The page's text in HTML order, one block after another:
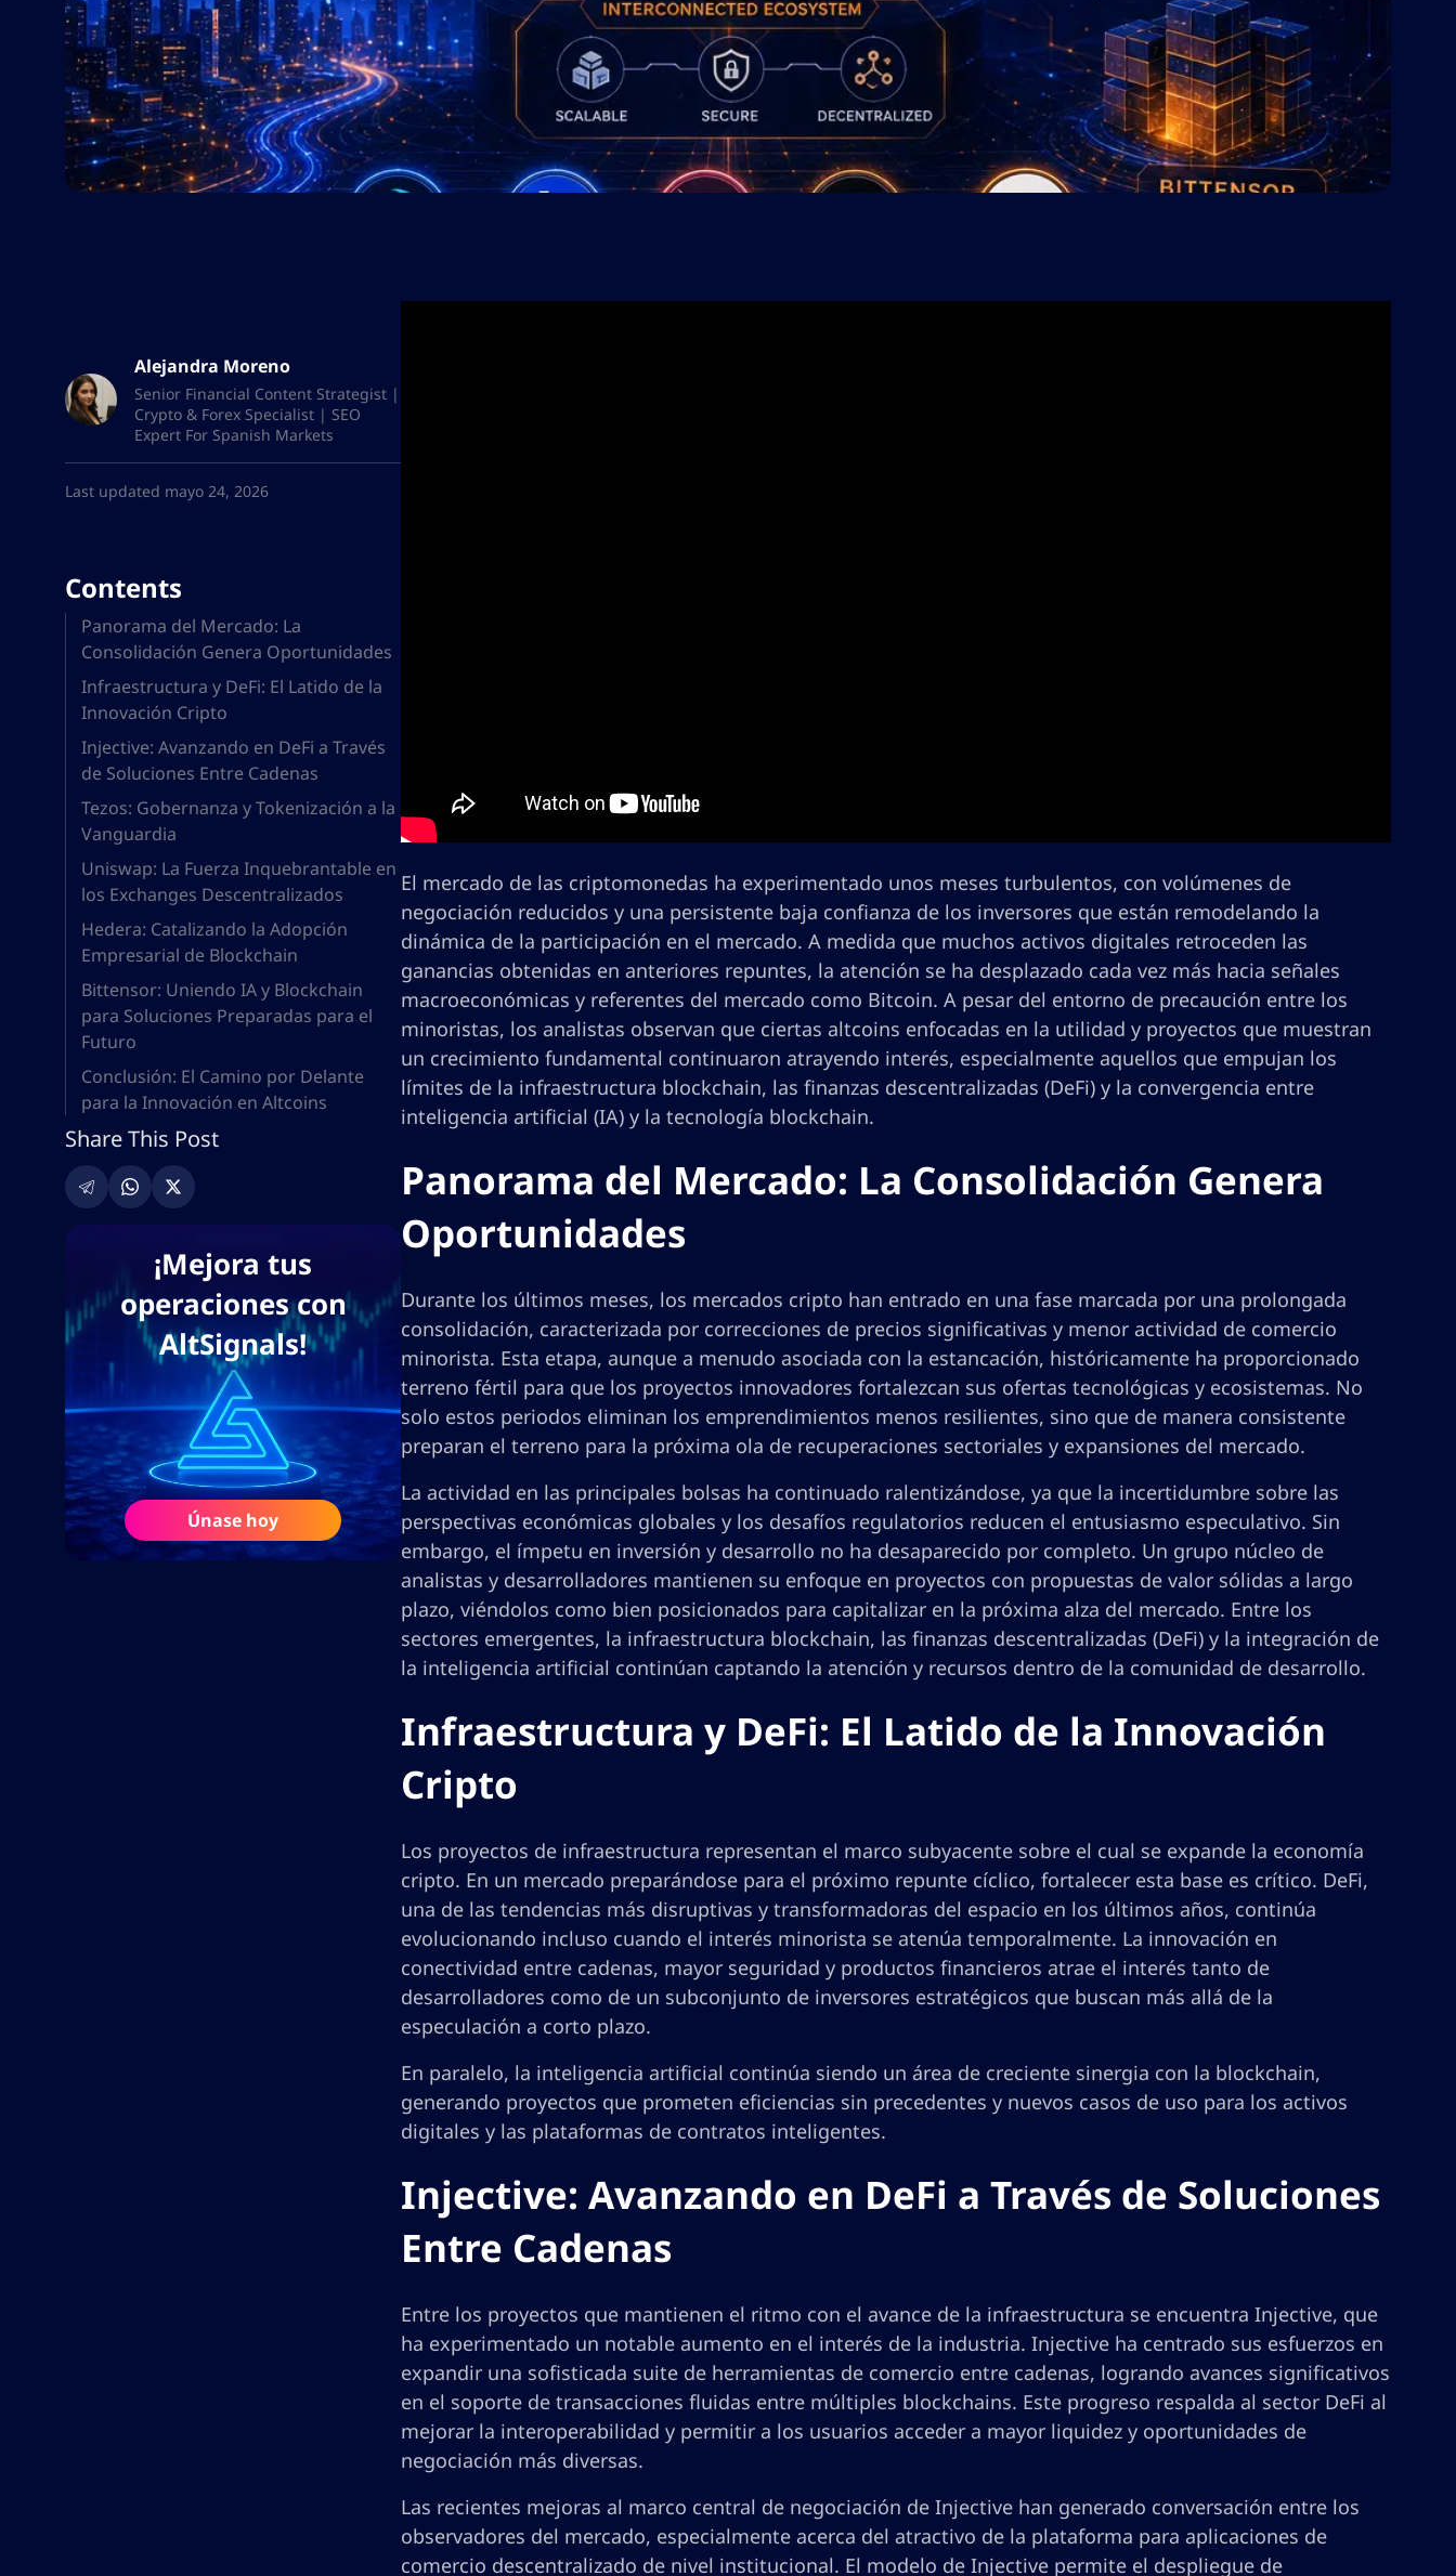
Alejandra Moreno
Senior Financial Content Strategist |
Crypto & Forex Specialist | SEO
Expert For Spanish Markets
Last updated mayo 24, 2026
Contents
Panorama del Mercado: La
Consolidación Genera Oportunidades
Infraestructura y DeFi: El Latido de la
Innovación Cripto
Injective: Avanzando en DeFi a Través
de Soluciones Entre Cadenas
Tezos: Gobernanza y Tokenización a la
Vanguardia
Uniswap: La Fuerza Inquebrantable en
los Exchanges Descentralizados
Hedera: Catalizando la Adopción
Empresarial de Blockchain
Bittensor: Uniendo IA y Blockchain
para Soluciones Preparadas para el
Futuro
Conclusión: El Camino por Delante
para la Innovación en Altcoins
Share This Post
¡Mejora tus
operaciones con
AltSignals!
Únase hoy
El mercado de las criptomonedas ha experimentado unos meses turbulentos, con volúmenes de
negociación reducidos y una persistente baja confianza de los inversores que están remodelando la
dinámica de la participación en el mercado. A medida que muchos activos digitales retroceden las
ganancias obtenidas en anteriores repuntes, la atención se ha desplazado cada vez más hacia señales
macroeconómicas y referentes del mercado como Bitcoin. A pesar del entorno de precaución entre los
minoristas, los analistas observan que ciertas altcoins enfocadas en la utilidad y proyectos que muestran
un crecimiento fundamental continuaron atrayendo interés, especialmente aquellos que empujan los
límites de la infraestructura blockchain, las finanzas descentralizadas (DeFi) y la convergencia entre
inteligencia artificial (IA) y la tecnología blockchain.
Panorama del Mercado: La Consolidación Genera
Oportunidades
Durante los últimos meses, los mercados cripto han entrado en una fase marcada por una prolongada
consolidación, caracterizada por correcciones de precios significativas y menor actividad de comercio
minorista. Esta etapa, aunque a menudo asociada con la estancación, históricamente ha proporcionado
terreno fértil para que los proyectos innovadores fortalezcan sus ofertas tecnológicas y ecosistemas. No
solo estos periodos eliminan los emprendimientos menos resilientes, sino que de manera consistente
preparan el terreno para la próxima ola de recuperaciones sectoriales y expansiones del mercado.
La actividad en las principales bolsas ha continuado ralentizándose, ya que la incertidumbre sobre las
perspectivas económicas globales y los desafíos regulatorios reducen el entusiasmo especulativo. Sin
embargo, el ímpetu en inversión y desarrollo no ha desaparecido por completo. Un grupo núcleo de
analistas y desarrolladores mantienen su enfoque en proyectos con propuestas de valor sólidas a largo
plazo, viéndolos como bien posicionados para capitalizar en la próxima alza del mercado. Entre los
sectores emergentes, la infraestructura blockchain, las finanzas descentralizadas (DeFi) y la integración de
la inteligencia artificial continúan captando la atención y recursos dentro de la comunidad de desarrollo.
Infraestructura y DeFi: El Latido de la Innovación
Cripto
Los proyectos de infraestructura representan el marco subyacente sobre el cual se expande la economía
cripto. En un mercado preparándose para el próximo repunte cíclico, fortalecer esta base es crítico. DeFi,
una de las tendencias más disruptivas y transformadoras del espacio en los últimos años, continúa
evolucionando incluso cuando el interés minorista se atenúa temporalmente. La innovación en
conectividad entre cadenas, mayor seguridad y productos financieros atrae el interés tanto de
desarrolladores como de un subconjunto de inversores estratégicos que buscan más allá de la
especulación a corto plazo.
En paralelo, la inteligencia artificial continúa siendo un área de creciente sinergia con la blockchain,
generando proyectos que prometen eficiencias sin precedentes y nuevos casos de uso para los activos
digitales y las plataformas de contratos inteligentes.
Injective: Avanzando en DeFi a Través de Soluciones
Entre Cadenas
Entre los proyectos que mantienen el ritmo con el avance de la infraestructura se encuentra Injective, que
ha experimentado un notable aumento en el interés de la industria. Injective ha centrado sus esfuerzos en
expandir una sofisticada suite de herramientas de comercio entre cadenas, logrando avances significativos
en el soporte de transacciones fluidas entre múltiples blockchains. Este progreso respalda al sector DeFi al
mejorar la interoperabilidad y permitir a los usuarios acceder a mayor liquidez y oportunidades de
negociación más diversas.
Las recientes mejoras al marco central de negociación de Injective han generado conversación entre los
observadores del mercado, especialmente acerca del atractivo de la plataforma para aplicaciones de
comercio descentralizado de nivel institucional. El modelo de Injective permite el despliegue de